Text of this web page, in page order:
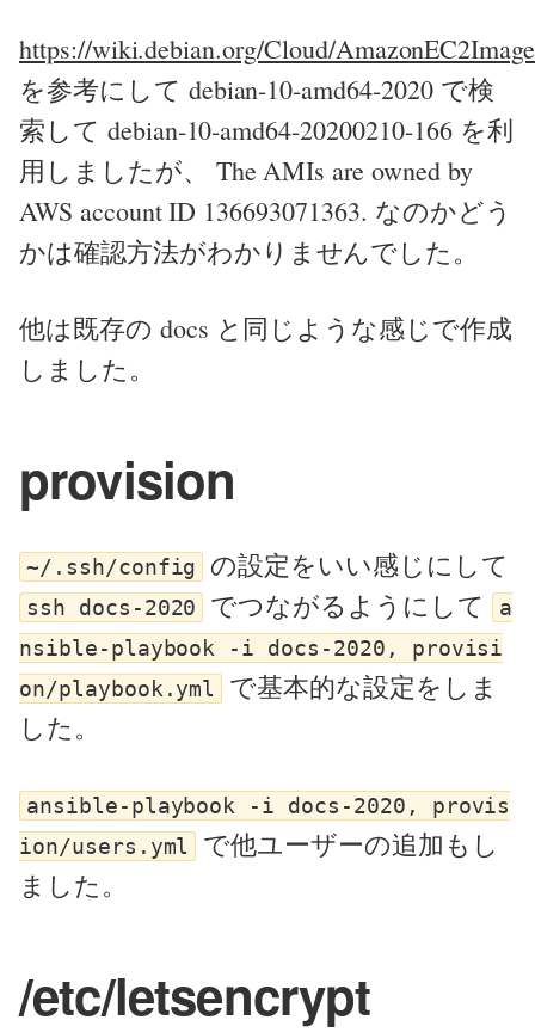
https://wiki.debian.org/Cloud/
を参考にして debian-10-amd64-2020 で検
索して debian-10-amd64-20200210-166 を利
用しましたが、 The AMIs are owned by
AWS account ID 136693071363. なのかどう
かは確認方法がわかりませんでした。
他は既存の docs と同じような感じで作成
しました。
provision
~/.ssh/config の設定をいい感じにして
ssh docs-2020 でつながるようにして
a
nsible-playbook -i docs-2020, provisi
on/playbook.yml
で基本的な設定をしま
した。
ansible-playbook -i docs-2020, provis
ion/users.yml
で他ユーザーの追加もし
ました。
/etc/letsencrypt